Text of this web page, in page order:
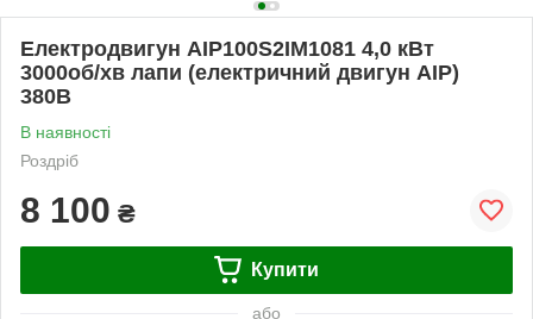
Електродвигун АІР100Ѕ2ІМ1081 4,0 кВт
3000об/хв лапи (електричний двигун АІР)
380В
В наявності
Роздріб
8 100 ₴
Купити
або